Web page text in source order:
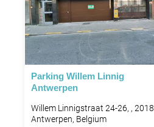
Parking Willem Linnig
Antwerpen
Willem Linnigstraat 24-26, , 2018
Antwerpen, Belgium